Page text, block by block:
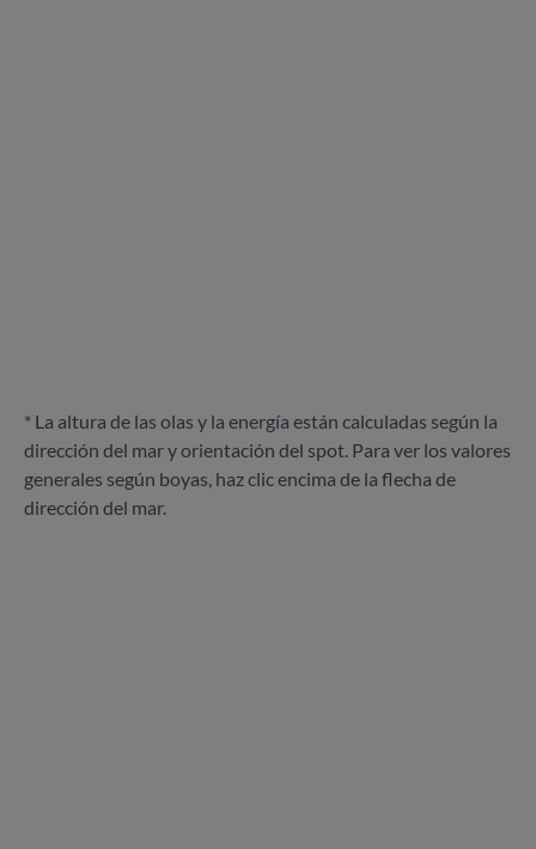
* La altura de las olas y la energía están calculadas según la
dirección del mar y orientación del spot. Para ver los valores
generales según boyas, haz clic encima de la flecha de
dirección del mar.